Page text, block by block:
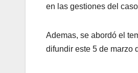
en las gestiones del
Ademas, se abordó el
difundir este 5 de marzo